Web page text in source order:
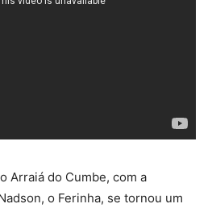
Arraiá do Cumbe, com a
o Ferinha, se tornou um